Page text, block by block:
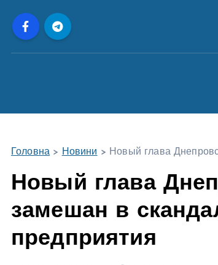
Головна > Новини > Новый глава
Новый глава
замешан в
предприятия